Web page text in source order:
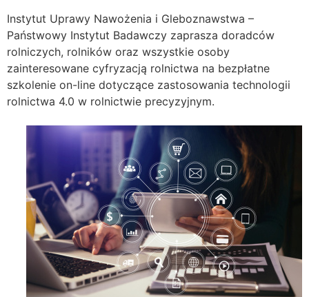
Instytut Uprawy Nawożenia i Gleboznawstwa –
Państwowy Instytut Badawczy zaprasza doradców
rolniczych, rolników oraz wszystkie osoby
zainteresowane cyfryzacją rolnictwa na bezpłatne
szkolenie on-line dotyczące zastosowania technologii
rolnictwa 4.0 w rolnictwie precyzyjnym.